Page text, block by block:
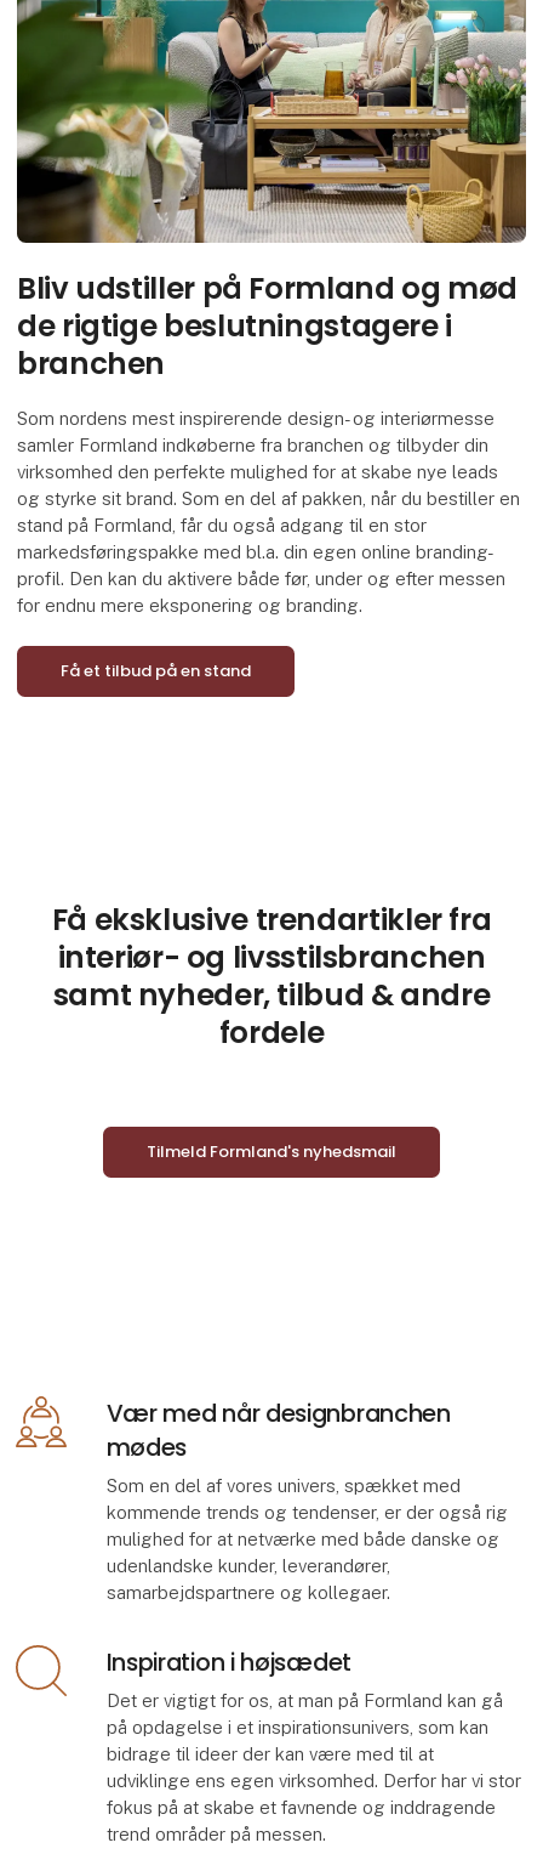
Bliv udstiller på Formland og mød
de rigtige beslutningstagere i
branchen
Som nordens mest inspirerende design- og interiørmesse
samler Formland indkøberne fra branchen og tilbyder din
virksomhed den perfekte mulighed for at skabe nye leads
og styrke sit brand. Som en del af pakken, når du bestiller en
stand på Formland, får du også adgang til en stor
markedsføringspakke med bl.a. din egen online branding-
profil. Den kan du aktivere både før, under og efter messen
for endnu mere eksponering og branding.
Få et tilbud på en stand
Få eksklusive trendartikler fra
interiør- og livsstilsbranchen
samt nyheder, tilbud & andre
fordele
Tilmeld Formland's nyhedsmail
Vær med når designbranchen
mødes
Som en del af vores univers, spækket med
kommende trends og tendenser, er der også rig
mulighed for at netværke med både danske og
udenlandske kunder, leverandører,
samarbejdspartnere og kollegaer.
Inspiration i højsædet
Det er vigtigt for os, at man på Formland kan gå
på opdagelse i et inspirationsunivers, som kan
bidrage til ideer der kan være med til at
udviklinge ens egen virksomhed. Derfor har vi stor
fokus på at skabe et favnende og inddragende
trend områder på messen.